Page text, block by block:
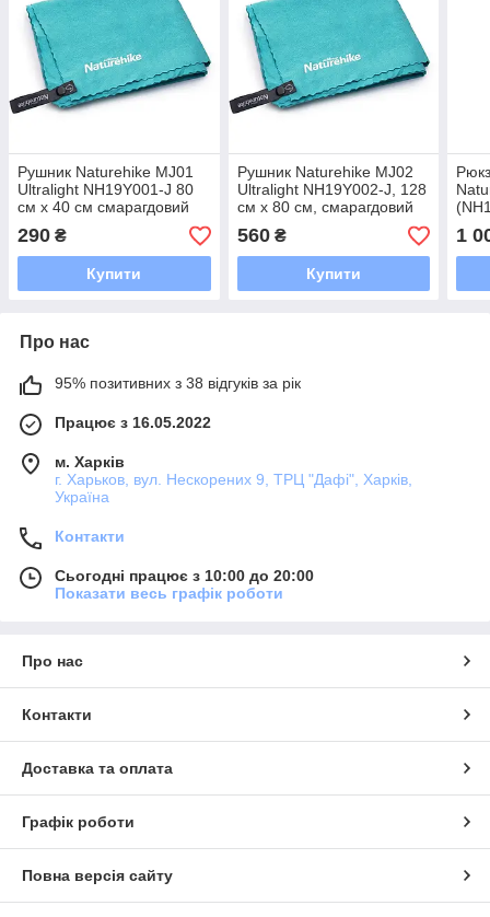
Рушник Naturehike MJ01
Ultralight NH19Y001-J 80
см х 40 см смарагдовий
290 ₴
Купити
Рушник Naturehike MJ02
Ultralight NH19Y002-J, 128
см х 80 см, смарагдовий
560₴
Купити
1
Про нас
95% позитивних з 38 відгуків за рік
Працює з 16.05.2022
м. Харків
г. Харьков, вул. Нескорених 9, ТРЦ "Дафі", Харків,
Україна
Контакти
Сьогодні працює з 10:00 до 20:00
Показати весь графік роботи
Про нас
Контакти
Доставка та оплата
Графік роботи
Повна версія сайту